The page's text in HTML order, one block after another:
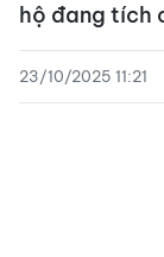
hộ đang tích
23/10/2025 11:21